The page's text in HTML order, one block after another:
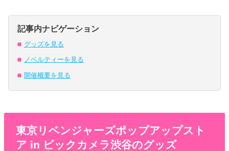
記事内ナビゲーション
グッズを見る
ノベルティーを見る
開催概要を見る
東京リベンジャーズポップアップスト
ア in ビックカメラ渋谷のグッズ